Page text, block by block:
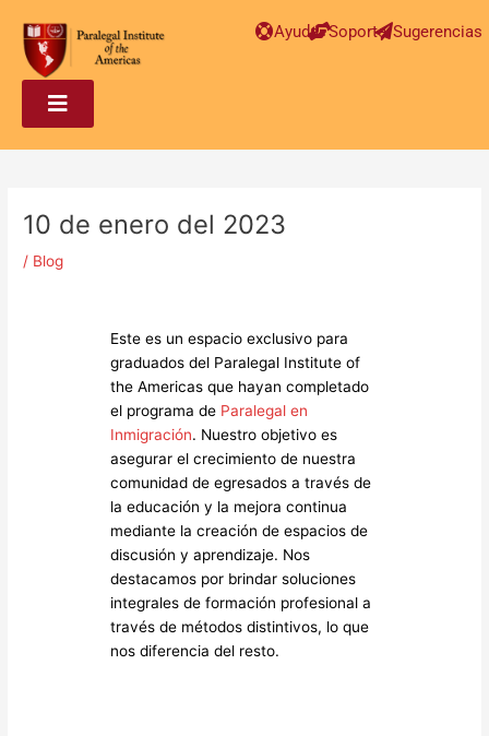
Ayuda Soporte Sugerencias
10 de enero del 2023
/ Blog
Este es un espacio exclusivo para
graduados del Paralegal Institute of
the Americas que hayan completado
el programa de Paralegal en
Inmigración. Nuestro objetivo es
asegurar el crecimiento de nuestra
comunidad de egresados a través de
la educación y la mejora continua
mediante la creación de espacios de
discusión y aprendizaje. Nos
destacamos por brindar soluciones
integrales de formación profesional a
través de métodos distintivos, lo que
nos diferencia del resto.
navigation